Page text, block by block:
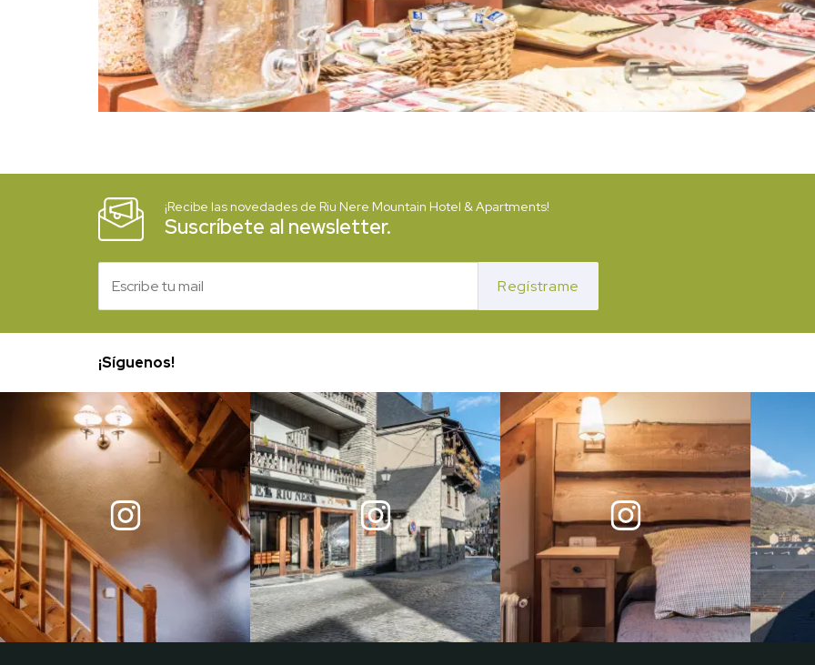
¡Recibe las novedades de Riu Nere Mountain Hotel & Apartments!
Suscríbete al newsletter.
Regístrame
¡Síguenos!